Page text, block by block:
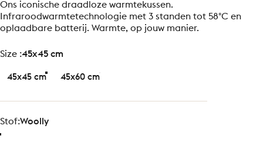
Ons iconische draadloze warmtekussen.
Infraroodwarmtetechnologie met 3 standen tot 58°C en
oplaadbare batterij. Warmte, op jouw manier.
size
Size :45x45 cm
45x45 cm 45x60 cm
Stof
Stof:Woolly